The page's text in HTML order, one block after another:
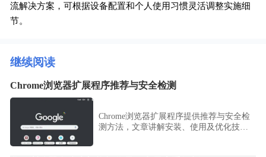
流解决方案，可根据设备配置和个人使用习惯灵活调整实施细
节。
继续阅读
Chrome浏览器扩展程序推荐与安全检测
Chrome浏览器扩展程序提供推荐与安全检
测方法，文章讲解安装、使用及优化技